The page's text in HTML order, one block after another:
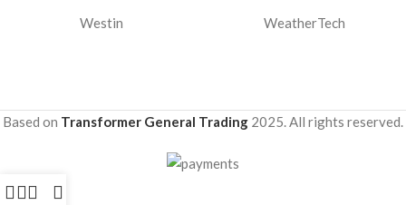
Westin WeatherTech
Based on Transformer General Trading 2025. All rights reserved.